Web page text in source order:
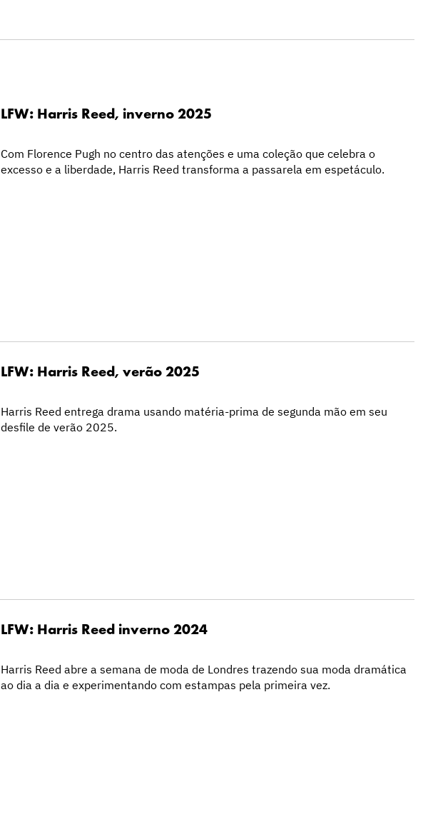
LFW: Harris Reed, inverno 2025
Com Florence Pugh no centro das atenções e uma coleção que celebra o
excesso e a liberdade, Harris Reed transforma a passarela em espetáculo.
LFW: Harris Reed, verão 2025
Harris Reed entrega drama usando matéria-prima de segunda mão em seu
desfile de verão 2025.
LFW: Harris Reed inverno 2024
Harris Reed abre a semana de moda de Londres trazendo sua moda dramática
ao dia a dia e experimentando com estampas pela primeira vez.